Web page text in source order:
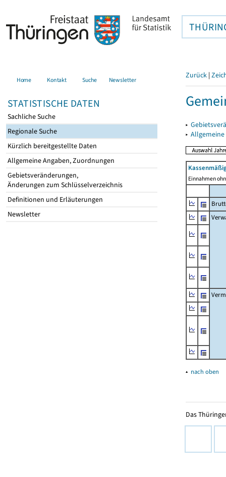
Home Kontakt Suche Newsletter
STATISTISCHE DATEN
Sachliche Suche
Regionale Suche
Kürzlich bereitgestellte Daten
Allgemeine Angaben, Zuordnungen
Gebietsveränderungen,
Änderungen zum Schlüsselverzeichnis
Definitionen und Erläuterungen
Newsletter
Zurück |
▸
▸
Einnahmen
▴ nach oben
Das